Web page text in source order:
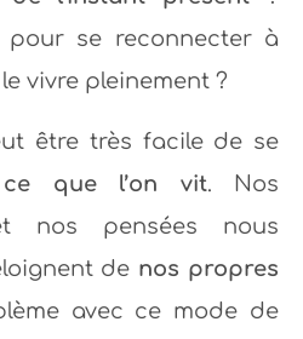
se reconnecter à
vivre pleinement ?
être très facile de se
que l’on vit. Nos
nos pensées nous
de nos propres
avec ce mode de